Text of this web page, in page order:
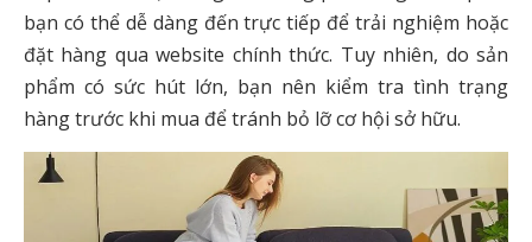
bạn có thể dễ dàng đến trực tiếp để trải nghiệm hoặc
đặt hàng qua website chính thức. Tuy nhiên, do sản
phẩm có sức hút lớn, bạn nên kiểm tra tình trạng
hàng trước khi mua để tránh bỏ lỡ cơ hội sở hữu.